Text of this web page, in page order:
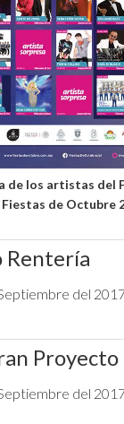
de los artistas del
Fiestas de Octubre
Rentería
del
Proyecto
del